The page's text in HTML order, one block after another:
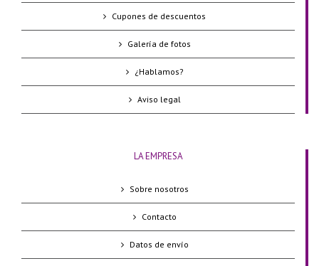
Cupones de descuentos
Galería de fotos
¿Hablamos?
Aviso legal
LA EMPRESA
Sobre nosotros
Contacto
Datos de envío